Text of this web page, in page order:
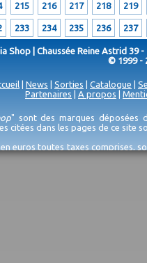
215 216 217 218 219
233 234 235 236 237
Shop | Chaussée Reine Astrid 39 -
© 1999 -
News Sorties Catalogue
Partenaires
A propos
" sont des marques déposées
citées dans les pages de ce site
euros toutes taxes comprises,
du stock et/ou impossibilité de